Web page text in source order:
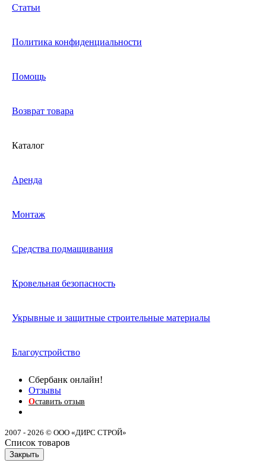
Статьи
Политика конфиденциальности
Помощь
Возврат товара
Каталог
Аренда
Монтаж
Средства подмащивания
Кровельная безопасность
Укрывные и защитные строительные материалы
Благоустройство
Сбербанк онлайн!
Отзывы
Оставить отзыв
2007 - 2026 © ООО «ДИРС СТРОЙ»
Список товаров
Закрыть